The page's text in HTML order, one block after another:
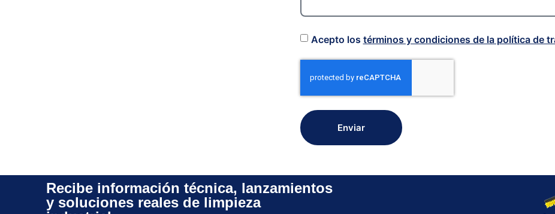
Acepto los términos y condiciones de la política de
Enviar
Recibe información técnica, lanzamientos
y soluciones reales de limpieza